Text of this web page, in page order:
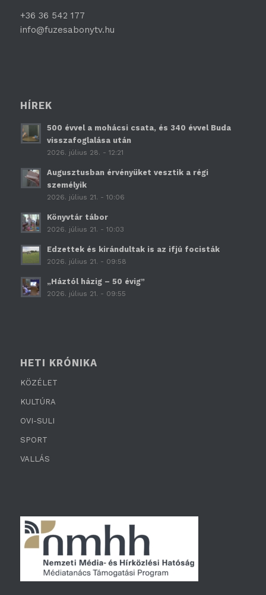
+36 36 542 177
info@fuzesabonytv.hu
HÍREK
500 évvel a mohácsi csata, és 340 évvel Buda
visszafoglalása után
2026. július 28. - 12:21
Augusztusban érvényüket vesztik a régi
személyik
2026. július 21. - 10:06
Könyvtár tábor
2026. július 21. - 10:03
Edzettek és kirándultak is az ifjú focisták
2026. július 21. - 09:58
„Háztól házig – 50 évig”
2026. július 21. - 09:55
HETI KRÓNIKA
KÖZÉLET
KULTÚRA
OVI-SULI
SPORT
VALLÁS